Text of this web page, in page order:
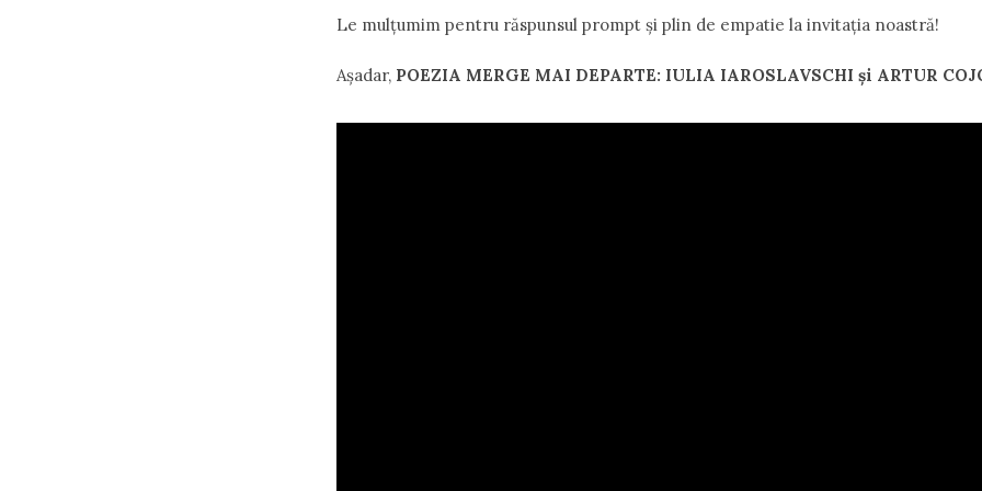
Le mulțumim pentru răspunsul prompt și plin de empatie la invitația noastră!
Așadar, POEZIA MERGE MAI DEPARTE: IULIA IAROSLAVSCHI și ARTUR